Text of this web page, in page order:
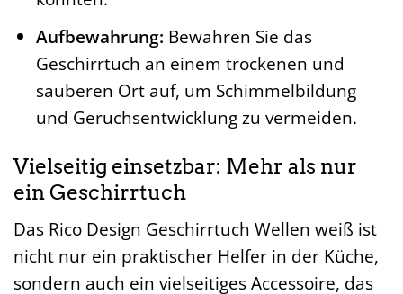
Aufbewahrung: Bewahren Sie das
Geschirrtuch an einem trockenen und
sauberen Ort auf, um Schimmelbildung
und Geruchsentwicklung zu vermeiden.
Vielseitig einsetzbar: Mehr als nur
ein Geschirrtuch
Das Rico Design Geschirrtuch Wellen weiß ist
nicht nur ein praktischer Helfer in der Küche,
sondern auch ein vielseitiges Accessoire, das